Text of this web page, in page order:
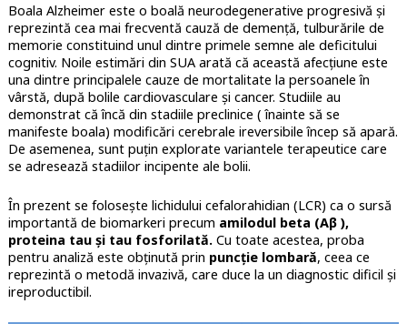
Boala Alzheimer este o boală neurodegenerative progresivă și
reprezintă cea mai frecventă cauză de demență, tulburările de
memorie constituind unul dintre primele semne ale deficitului
cognitiv. Noile estimări din SUA arată că această afecțiune este
una dintre principalele cauze de mortalitate la persoanele în
vârstă, după bolile cardiovasculare și cancer. Studiile au
demonstrat că încă din stadiile preclinice ( înainte să se
manifeste boala) modificări cerebrale ireversibile încep să apară.
De asemenea, sunt puțin explorate variantele terapeutice care
se adresează stadiilor incipente ale bolii.
În prezent se folosește lichidului cefalorahidian (LCR) ca o sursă
importantă de biomarkeri precum amilodul beta (Aβ ),
proteina tau și tau fosforilată.Cu toate acestea, proba
pentru analiză este obținută prin puncție lombară, ceea ce
reprezintă o metodă invazivă, care duce la un diagnostic dificil și
ireproductibil.